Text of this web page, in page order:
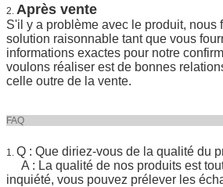
2. Après vente
S'il y a problème avec le produit, nous
solution raisonnable tant que vous
informations exactes pour notre
voulons réaliser est de bonnes
celle outre de la vente.
1. Q : Que diriez-vous de la qualité du
A : La qualité de nos produits est
inquiété, vous pouvez prélever les